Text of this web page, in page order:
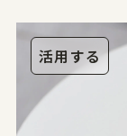
活用する